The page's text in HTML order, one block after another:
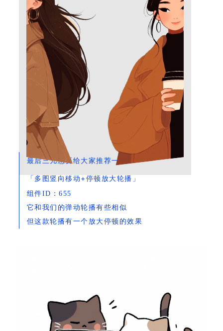
最后三儿想要给大家推荐一款
「 多图竖向移动+停顿放大轮播 」
组件ID：655
它和我们的弹动轮播有些相似
但这款轮播有一个放大停顿的效果